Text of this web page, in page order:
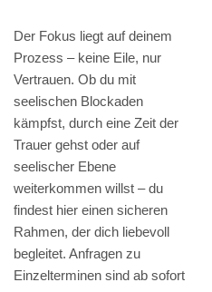
Der Fokus liegt auf deinem
Prozess – keine Eile, nur
Vertrauen. Ob du mit
seelischen Blockaden
kämpfst, durch eine Zeit der
Trauer gehst oder auf
seelischer Ebene
weiterkommen willst – du
findest hier einen sicheren
Rahmen, der dich liebevoll
begleitet. Anfragen zu
Einzelterminen sind ab sofort